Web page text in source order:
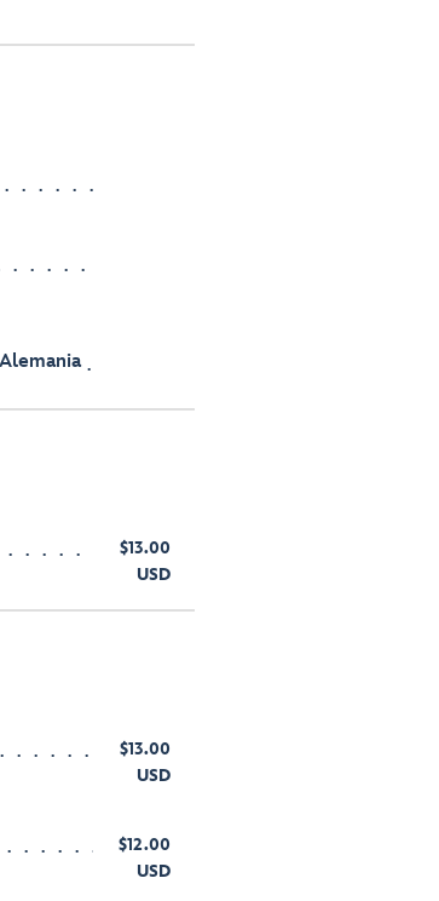
$13.00
USD
$13.00
USD
$12.00
USD